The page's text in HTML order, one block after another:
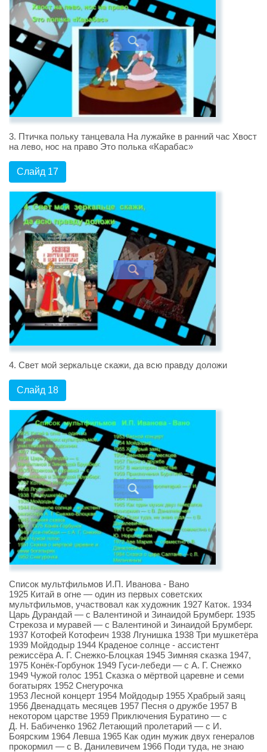
3. Птичка польку танцевала На лужайке в ранний час Хвост
на лево, нос на право Это полька «Карабас»
Слайд 17
4. Свет мой зеркальце скажи, да всю правду доложи
Слайд 18
Список мультфильмов И.П. Иванова - Вано
1925 Китай в огне — один из первых советских
мультфильмов, участвовал как художник 1927 Каток. 1934
Царь Дурандай — с Валентиной и Зинаидой Брумберг. 1935
Стрекоза и муравей — с Валентиной и Зинаидой Брумберг.
1937 Котофей Котофеич 1938 Лгунишка 1938 Три мушкетёра
1939 Мойдодыр 1944 Краденое солнце - ассистент
режиссёра А. Г. Снежко-Блоцкая 1945 Зимняя сказка 1947,
1975 Конёк-Горбунок 1949 Гуси-лебеди — с А. Г. Снежко
1949 Чужой голос 1951 Сказка о мёртвой царевне и семи
богатырях 1952 Снегурочка
1953 Лесной концерт 1954 Мойдодыр 1955 Храбрый заяц
1956 Двенадцать месяцев 1957 Песня о дружбе 1957 В
некотором царстве 1959 Приключения Буратино — с
Д. Н. Бабиченко 1962 Летающий пролетарий — с И.
Боярским 1964 Левша 1965 Как один мужик двух генералов
прокормил — с В. Данилевичем 1966 Поди туда, не знаю